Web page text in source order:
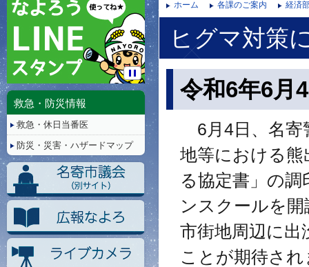
ホーム 各課のご案内 経済
ヒグマ対策
令和6年6月
6月4日、名寄
地等における熊
る協定書」の
ンスクールを
市街地周辺に
ことが期待さ
停
救急・防災情報
救急・休日当番医
防災・災害・ハザードマップ